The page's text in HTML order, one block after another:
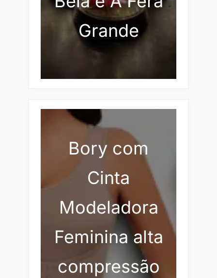
Grande
Bory com
Cinta
Modeladora
Feminina alta
compressão